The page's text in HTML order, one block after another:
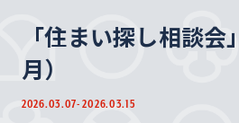
「住まい探し相談
月）
2026.03.07- 2026.03.15